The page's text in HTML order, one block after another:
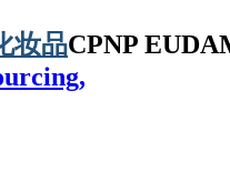
妆品CPNP